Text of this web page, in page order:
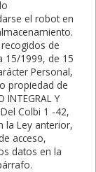
el robot en
de
15/1999, de 15
Personal,
propiedad de
INTEGRAL Y
Colbi 1 -42,
la Ley anterior,
acceso,
datos en la